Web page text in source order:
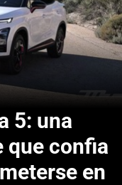
5: una
que confia
en